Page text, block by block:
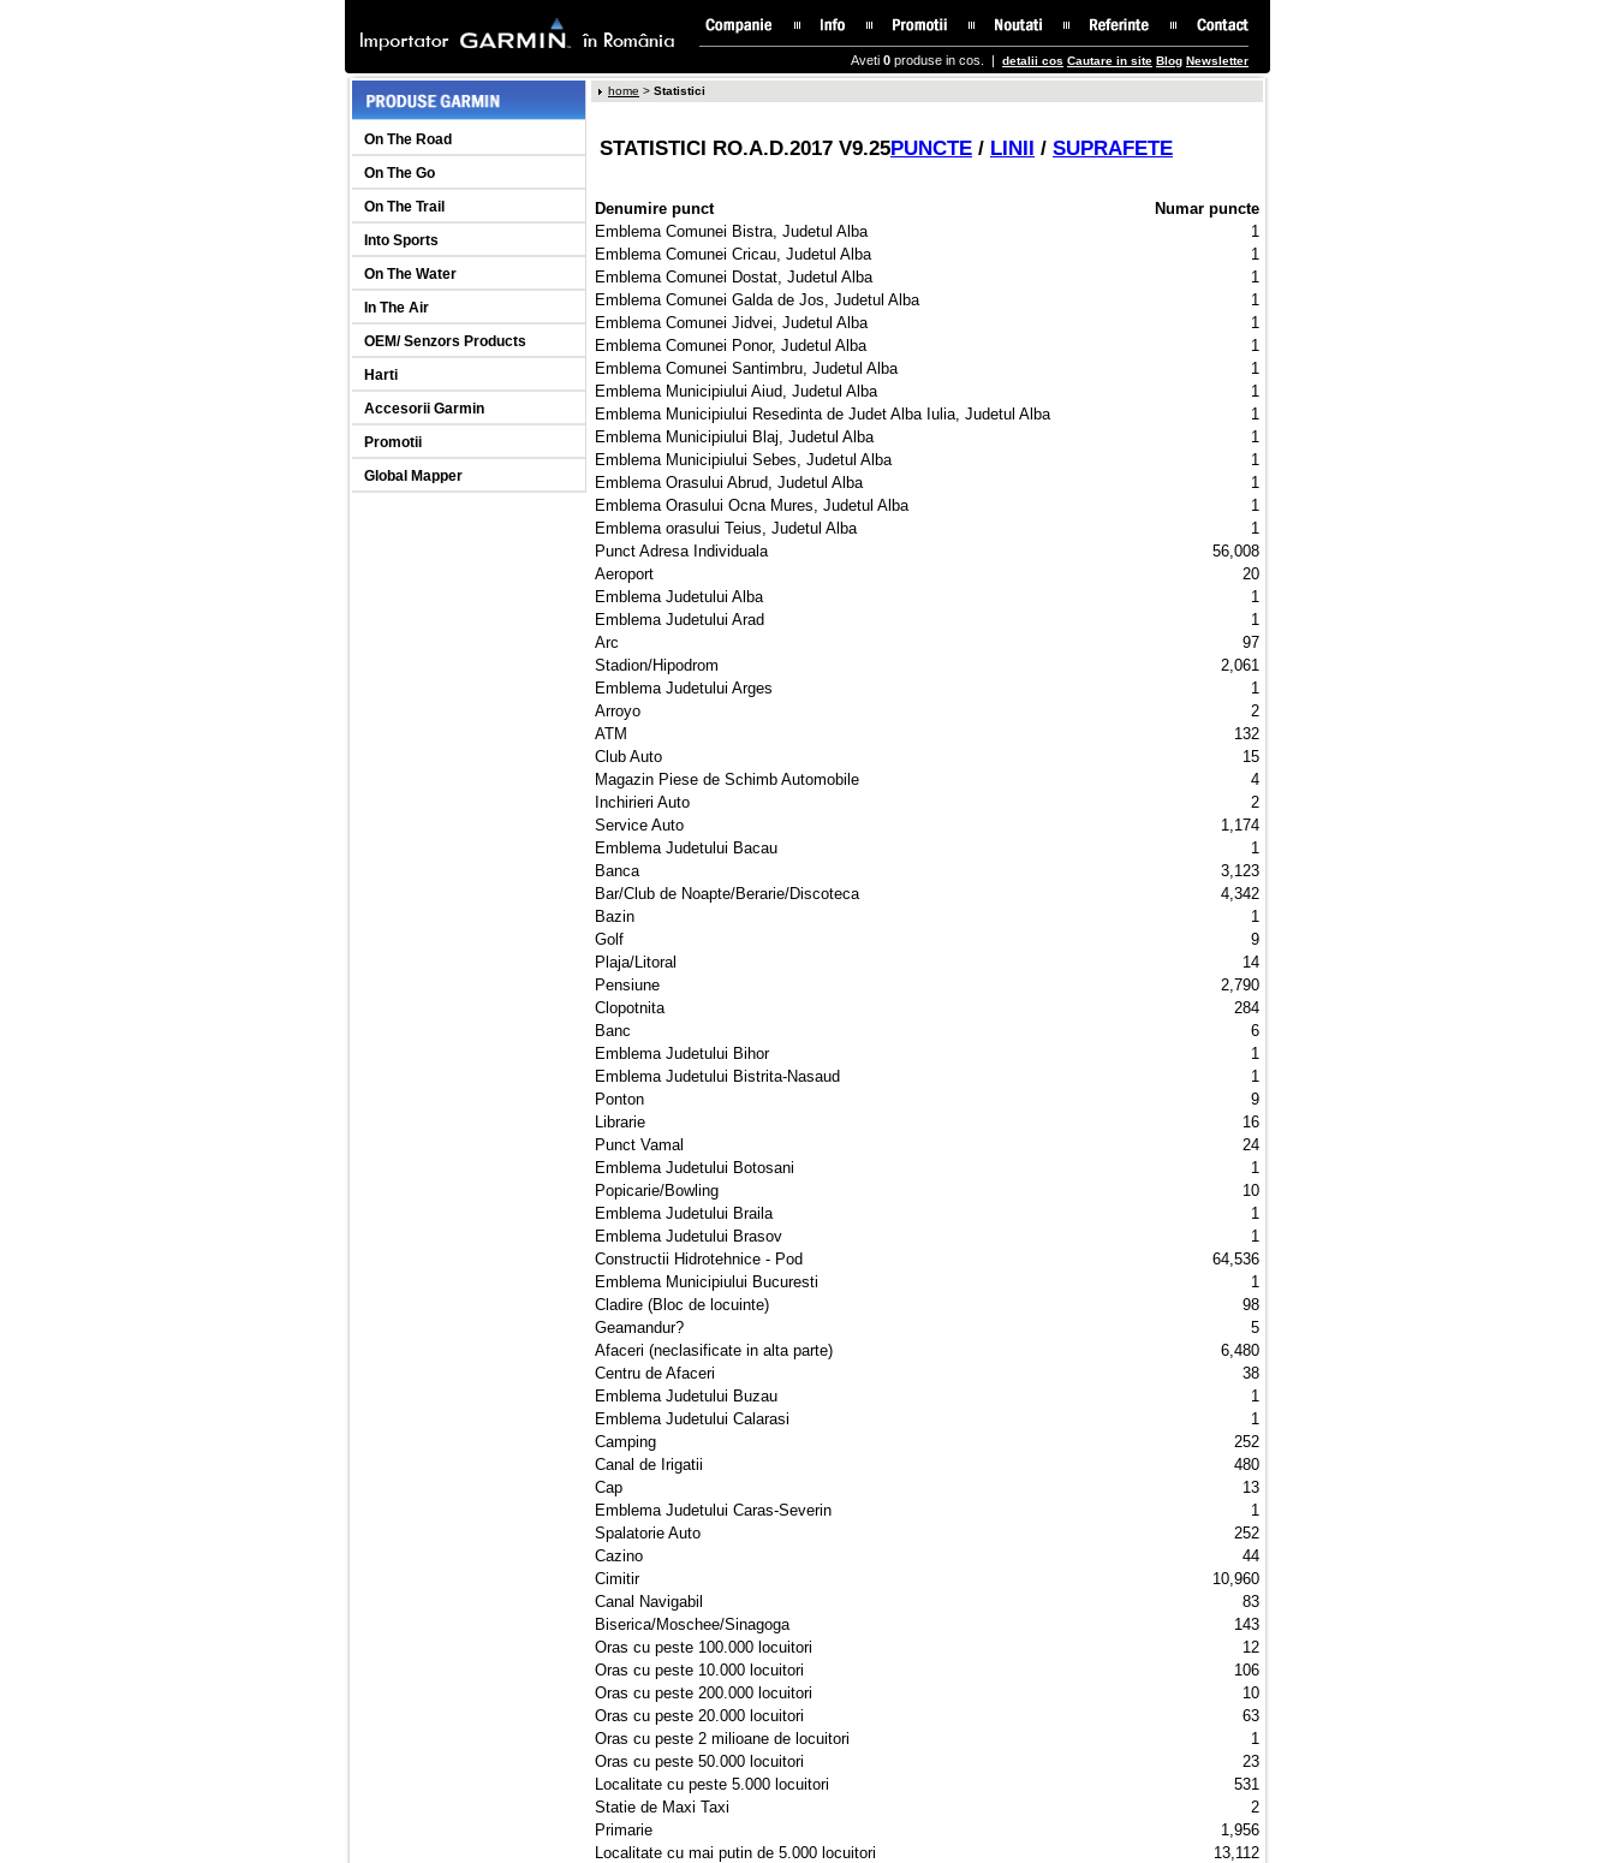
Aveti 0 produse in cos. | detalii cos Cautare in site Blog Newsletter
On The Road
On The Go
On The Trail
Into Sports
On The Water
In The Air
OEM/ Senzors Products
Harti
Accesorii Garmin
Promotii
Global Mapper
home > Statistici
STATISTICI RO.A.D.2017 V9.25PUNCTE / LINII / SUPRAFETE
Denumire punct
Numar puncte
Emblema Comunei Bistra, Judetul Alba
1
Emblema Comunei Cricau, Judetul Alba
1
Emblema Comunei Dostat, Judetul Alba
1
Emblema Comunei Galda de Jos, Judetul Alba
1
Emblema Comunei Jidvei, Judetul Alba
1
Emblema Comunei Ponor, Judetul Alba
1
Emblema Comunei Santimbru, Judetul Alba
1
Emblema Municipiului Aiud, Judetul Alba
1
Emblema Municipiului Resedinta de Judet Alba Iulia, Judetul Alba
1
Emblema Municipiului Blaj, Judetul Alba
1
Emblema Municipiului Sebes, Judetul Alba
1
Emblema Orasului Abrud, Judetul Alba
1
Emblema Orasului Ocna Mures, Judetul Alba
1
Emblema orasului Teius, Judetul Alba
1
Punct Adresa Individuala
56,008
Aeroport
20
Emblema Judetului Alba
1
Emblema Judetului Arad
1
Arc
97
Stadion/Hipodrom
2,061
Emblema Judetului Arges
1
Arroyo
2
ATM
132
Club Auto
15
Magazin Piese de Schimb Automobile
4
Inchirieri Auto
2
Service Auto
1,174
Emblema Judetului Bacau
1
Banca
3,123
Bar/Club de Noapte/Berarie/Discoteca
4,342
Bazin
1
Golf
9
Plaja/Litoral
14
Pensiune
2,790
Clopotnita
284
Banc
6
Emblema Judetului Bihor
1
Emblema Judetului Bistrita-Nasaud
1
Ponton
9
Librarie
16
Punct Vamal
24
Emblema Judetului Botosani
1
Popicarie/Bowling
10
Emblema Judetului Braila
1
Emblema Judetului Brasov
1
Constructii Hidrotehnice - Pod
64,536
Emblema Municipiului Bucuresti
1
Cladire (Bloc de locuinte)
98
Geamandur?
5
Afaceri (neclasificate in alta parte)
6,480
Centru de Afaceri
38
Emblema Judetului Buzau
1
Emblema Judetului Calarasi
1
Camping
252
Canal de Irigatii
480
Cap
13
Emblema Judetului Caras-Severin
1
Spalatorie Auto
252
Cazino
44
Cimitir
10,960
Canal Navigabil
83
Biserica/Moschee/Sinagoga
143
Oras cu peste 100.000 locuitori
12
Oras cu peste 10.000 locuitori
106
Oras cu peste 200.000 locuitori
10
Oras cu peste 20.000 locuitori
63
Oras cu peste 2 milioane de locuitori
1
Oras cu peste 50.000 locuitori
23
Localitate cu peste 5.000 locuitori
531
Statie de Maxi Taxi
2
Primarie
1,956
Localitate cu mai putin de 5.000 locuitori
13,112